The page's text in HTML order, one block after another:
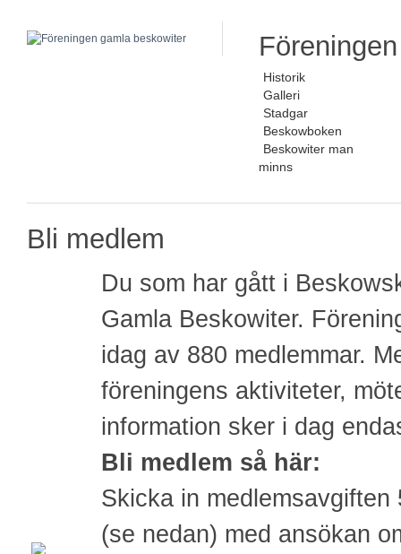
Historik
Galleri
Stadgar
Beskowboken
Beskowiter man
minns
Bli medlem
Du som har gått i
Gamla Beskowiter.
idag av 880 medlemmar.
föreningens aktiviteter,
information sker i dag
Bli medlem så här:
Skicka in
(se nedan) med ansökan